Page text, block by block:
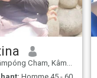
Cham, Kâmpóng Cham, Cambodge